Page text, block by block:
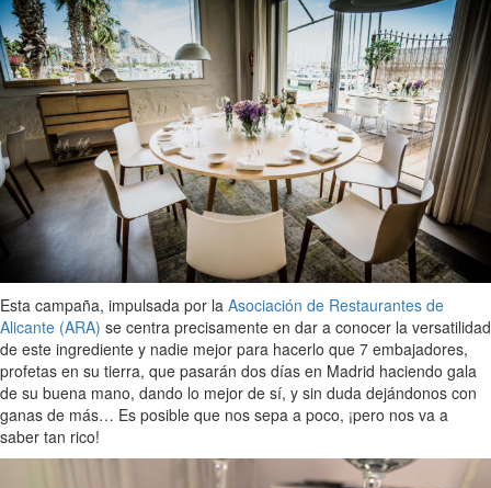
Esta campaña, impulsada por la Asociación de Restaurantes de
Alicante (ARA) se centra precisamente en dar a conocer la versatilidad
de este ingrediente y nadie mejor para hacerlo que 7 embajadores,
profetas en su tierra, que pasarán dos días en Madrid haciendo gala
de su buena mano, dando lo mejor de sí, y sin duda dejándonos con
ganas de más… Es posible que nos sepa a poco, ¡pero nos va a
saber tan rico!